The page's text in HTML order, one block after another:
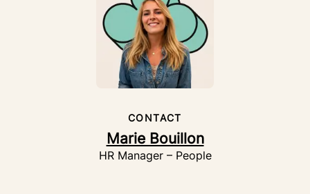
CONTACT
Marie Bouillon
HR Manager – People